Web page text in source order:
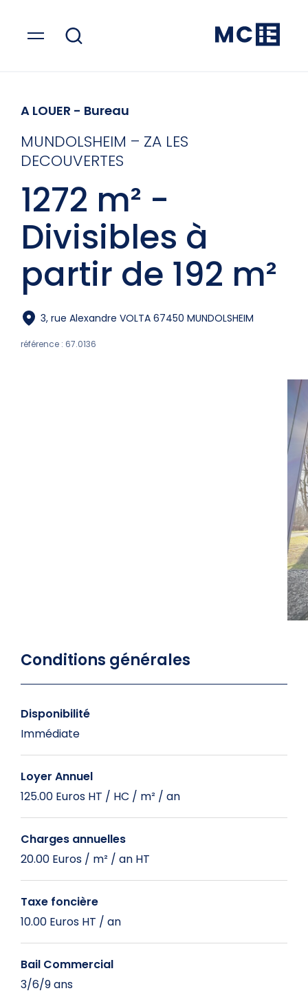
A LOUER - Bureau
MUNDOLSHEIM – ZA LES
DECOUVERTES
1272 m² -
Divisibles à
partir de 192 m²
3, rue Alexandre VOLTA 67450 MUNDOLSHEIM
référence : 67.0136
Conditions générales
Disponibilité
Immédiate
Loyer Annuel
125.00 Euros HT / HC / m² / an
Charges annuelles
20.00 Euros / m² / an HT
Taxe foncière
10.00 Euros HT / an
Bail Commercial
3/6/9 ans